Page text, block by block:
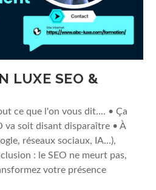
LUXE SEO &
ce que l'on vous dit.... • Ça
va soit disant disparaître • À
réseaux sociaux, IA...),
: le SEO ne meurt pas,
votre présence